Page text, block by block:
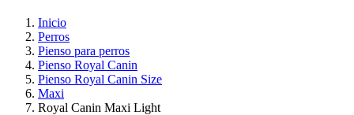
Inicio
Perros
Pienso para perros
Pienso Royal Canin
Pienso Royal Canin Size
Maxi
Royal Canin Maxi Light